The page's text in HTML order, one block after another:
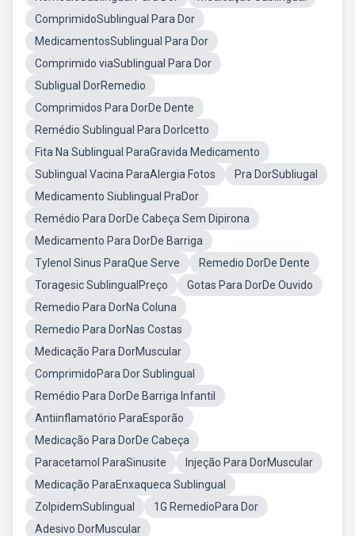
ComprimidoSublingual Para Dor
MedicamentosSublingual Para Dor
Comprimido viaSublingual Para Dor
Subligual DorRemedio
Comprimidos Para DorDe Dente
Remédio Sublingual Para DorIcetto
Fita Na Sublingual ParaGravida Medicamento
Sublingual Vacina ParaAlergia Fotos
Pra DorSubliugal
Medicamento Siublingual PraDor
Remédio Para DorDe Cabeça Sem Dipirona
Medicamento Para DorDe Barriga
Tylenol Sinus ParaQue Serve
Remedio DorDe Dente
Toragesic SublingualPreço
Gotas Para DorDe Ouvido
Remedio Para DorNa Coluna
Remedio Para DorNas Costas
Medicação Para DorMuscular
ComprimidoPara Dor Sublingual
Remédio Para DorDe Barriga Infantil
Antiinflamatório ParaEsporão
Medicação Para DorDe Cabeça
Paracetamol ParaSinusite
Injeção Para DorMuscular
Medicação ParaEnxaqueca Sublingual
ZolpidemSublingual
1G RemedioPara Dor
Adesivo DorMuscular